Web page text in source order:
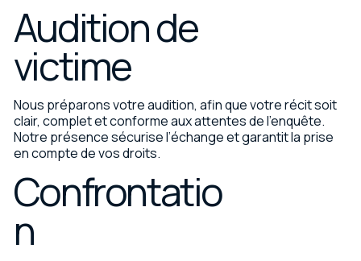
Audition de
victime
Nous préparons votre audition, afin que votre récit soit
clair, complet et conforme aux attentes de l’enquête.
Notre présence sécurise l’échange et garantit la prise
en compte de vos droits.
Confrontatio
n